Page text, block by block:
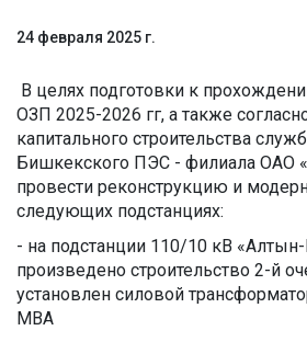
24 февраля 2025 г.
В целях подготовки к
ОЗП 2025-2026 гг, а также
капитального строительства
Бишкекского ПЭС - филиала ОАО
провести реконструкцию и
следующих подстанциях:
- на подстанции 110/10 кВ
произведено строительство 2-й
установлен силовой
МВА